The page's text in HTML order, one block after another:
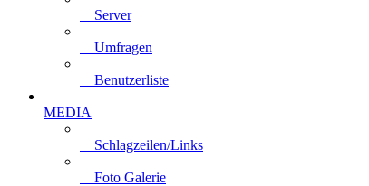
Server
Umfragen
Benutzerliste
MEDIA
Schlagzeilen/Links
Foto Galerie